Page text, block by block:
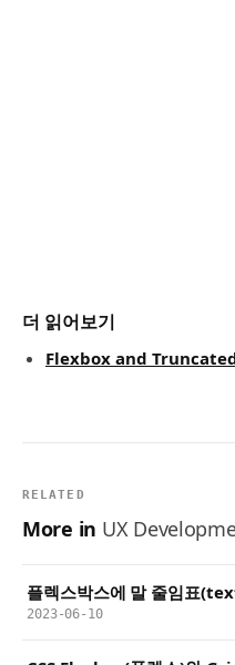
더 읽어보기
Flexbox and
RELATED
More in UX
플렉스박스에 말 줄임표
2023-06-10